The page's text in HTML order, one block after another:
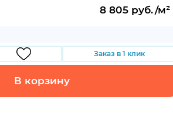
8 805 руб./м²
Заказ в 1 клик
В корзину